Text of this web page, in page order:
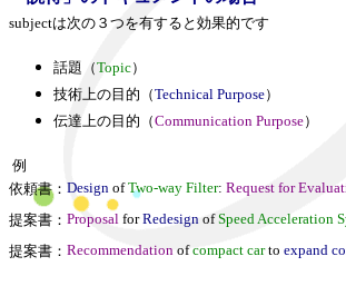
subjectは次の３つを有すると効果的です
話題（Topic）
技術上の目的（Technical Purpose）
伝達上の目的（Communication Purpose）
例
依頼書： Design ofTwo-way Filter: Request for
提案書： Proposal forRedesign ofSpeed Acceleration
提案書： Recommendation ofcompact carto expand